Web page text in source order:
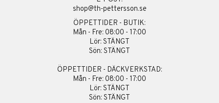
shop@th-pettersson.se
ÖPPETTIDER - BUTIK:
Mån - Fre: 08:00 - 17:00
Lör: STÄNGT
Sön: STÄNGT
ÖPPETTIDER - DÄCKVERKSTAD:
Mån - Fre: 08:00 - 17:00
Lör: STÄNGT
Sön: STÄNGT